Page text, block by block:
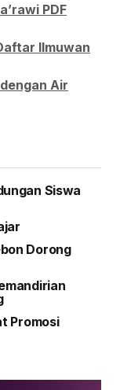
PDF
Ilmuwan
Air
Siswa
Dorong
Promosi